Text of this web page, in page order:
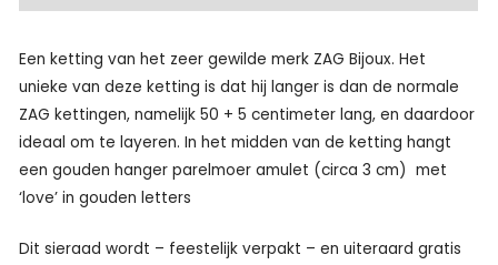
Een ketting van het zeer gewilde merk ZAG Bijoux. Het
unieke van deze ketting is dat hij langer is dan de normale
ZAG kettingen, namelijk 50 + 5 centimeter lang, en daardoor
ideaal om te layeren. In het midden van de ketting hangt
een gouden hanger parelmoer amulet (circa 3 cm) met
‘love’ in gouden letters
Dit sieraad wordt – feestelijk verpakt – en uiteraard gratis